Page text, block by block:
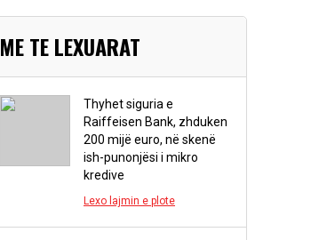
ME TE LEXUARAT
Thyhet siguria e
Raiffeisen Bank, zhduken
200 mijë euro, në skenë
ish-punonjësi i mikro
kredive
Lexo lajmin e plote